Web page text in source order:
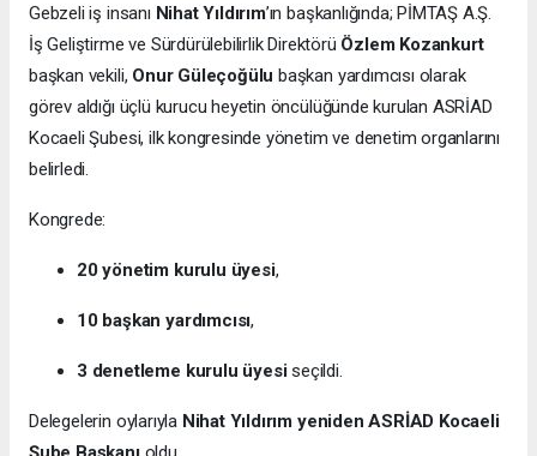
Gebzeli iş insanı Nihat Yıldırım’ın başkanlığında; PİMTAŞ A.Ş.
İş Geliştirme ve Sürdürülebilirlik Direktörü Özlem Kozankurt
başkan vekili, Onur Güleçoğülu başkan yardımcısı olarak
görev aldığı üçlü kurucu heyetin öncülüğünde kurulan ASRİAD
Kocaeli Şubesi, ilk kongresinde yönetim ve denetim organlarını
belirledi.
Kongrede:
20 yönetim kurulu üyesi,
10 başkan yardımcısı,
3 denetleme kurulu üyesiseçildi.
Delegelerin oylarıyla Nihat Yıldırım yeniden ASRİAD Kocaeli